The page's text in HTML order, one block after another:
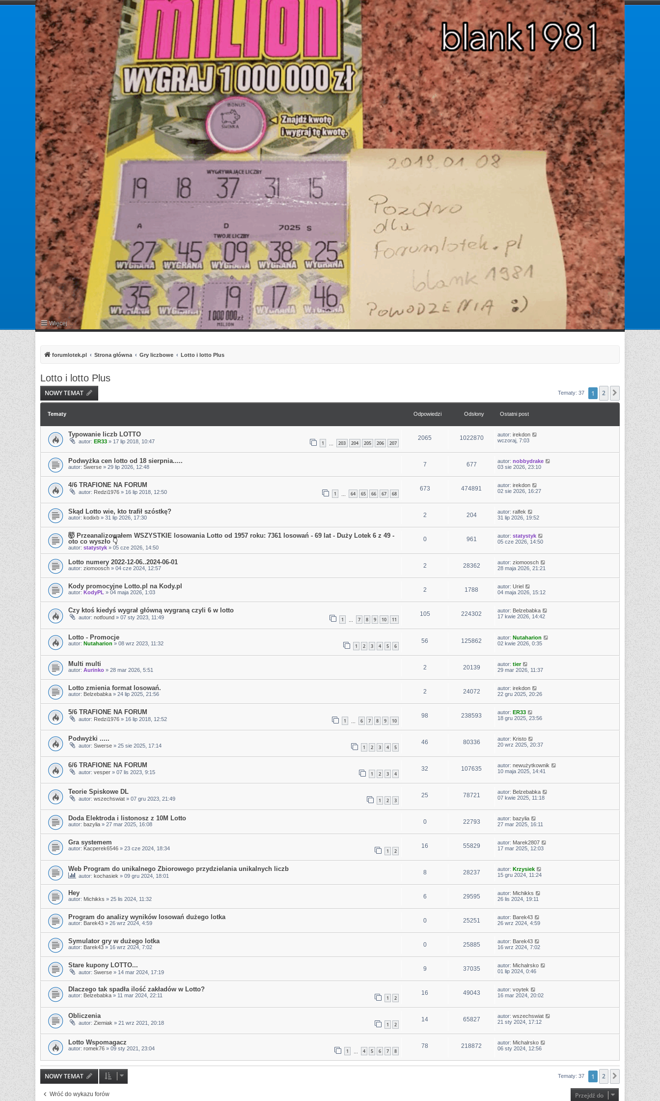
forumlotek.pl
Forum gier liczbowych
Więcej… Zaloguj się
Zarejestruj się
forumlotek.pl Strona główna Gry liczbowe Lotto i lotto Plus
Lotto i lotto Plus
NOWY TEMAT Tematy: 37 1 2 Następna
Tematy Odpowiedzi Odsłony Ostatni post
Typowanie liczb LOTTO
autor: ER33 » 17 lip 2018, 10:47 1 … 203 204 205 206 207
2065 1022870 autor: irekdon
wczoraj, 7:03
Podwyżka cen lotto od 18 sierpnia.....
autor: Swerse » 29 lip 2026, 12:48 7 677 autor: nobbydrake
03 sie 2026, 23:10
4/6 TRAFIONE NA FORUM
autor: Redzi1976 » 16 lip 2018, 12:50 1 … 64 65 66 67 68
673 474891 autor: irekdon
02 sie 2026, 16:27
Skąd Lotto wie, kto trafił szóstkę?
autor: kodixb » 31 lip 2026, 17:30 2 204 autor: ralfek
31 lip 2026, 19:52
🤯 Przeanalizowałem WSZYSTKIE losowania Lotto od 1957 roku: 7361 losowań - 69 lat - Duży Lotek 6 z 49 -
oto co wyszło 👇
autor: statystyk » 05 cze 2026, 14:50
0 961 autor: statystyk
05 cze 2026, 14:50
Lotto numery 2022-12-06..2024-06-01
autor: ziomoosch » 04 cze 2024, 12:57 2 28362 autor: ziomoosch
28 maja 2026, 21:21
Kody promocyjne Lotto.pl na Kody.pl
autor: KodyPL » 04 maja 2026, 1:03 2 1788 autor: Uriel
04 maja 2026, 15:12
Czy ktoś kiedyś wygrał główną wygraną czyli 6 w lotto
autor: notfound » 07 sty 2023, 11:49 1 7 8 9 10 11
105 224302 autor: Belzebabka
17 kwie 2026, 14:42
Lotto - Promocje
autor: Nutaharion » 08 wrz 2023, 11:32 1 2 3 4 5 6
56 125862 autor: Nutaharion
02 kwie 2026, 0:35
Multi multi
autor: Aurinko » 28 mar 2026, 5:51 2 20139 autor: tier
29 mar 2026, 11:37
Lotto zmienia format losowań.
autor: Belzebabka » 24 lip 2025, 21:56 2 24072 autor: irekdon
22 gru 2025, 20:26
5/6 TRAFIONE NA FORUM
autor: Redzi1976 » 16 lip 2018, 12:52 1 6 7 8 9 10
98 238593 autor: ER33
18 gru 2025, 23:56
Podwyżki .....
autor: Swerse » 25 sie 2025, 17:14 1 2 3 4 5
46 80336 autor: Kristo
20 wrz 2025, 20:37
6/6 TRAFIONE NA FORUM
autor: vesper » 07 lis 2023, 9:15 1 2 3 4
32 107635 autor: newużytkownik
10 maja 2025, 14:41
Teorie Spiskowe DL
autor: wszechswiat » 07 gru 2023, 21:49 1 2 3
25 78721 autor: Belzebabka
07 kwie 2025, 11:18
Doda Elektroda i listonosz z 10M Lotto
autor: bazylia » 27 mar 2025, 16:08 0 22793 autor: bazylia
27 mar 2025, 16:11
Gra systemem
autor: Kacperek6546 » 23 cze 2024, 18:34 1 2
16 55829 autor: Marek2807
17 mar 2025, 12:03
Web Program do unikalnego Zbiorowego przydzielania unikalnych liczb
autor: kochasiek » 09 gru 2024, 18:01 8 28237 autor: Krzysiek
15 gru 2024, 11:24
Hey
autor: Michikks » 25 lis 2024, 11:32 6 29595 autor: Michikks
26 lis 2024, 19:11
Program do analizy wyników losowań dużego lotka
autor: Barek43 » 26 wrz 2024, 4:59 0 25251 autor: Barek43
26 wrz 2024, 4:59
Symulator gry w dużego lotka
autor: Barek43 » 16 wrz 2024, 7:02 0 25885 autor: Barek43
16 wrz 2024, 7:02
Stare kupony LOTTO...
autor: Swerse » 14 mar 2024, 17:19 9 37035 autor: Michalrsko
01 lip 2024, 0:46
Dlaczego tak spadła ilość zakładów w Lotto?
autor: Belzebabka » 11 mar 2024, 22:11 1 2
16 49043 autor: voytek
16 mar 2024, 20:02
Obliczenia
autor: Ziemiak » 21 wrz 2021, 20:18 1 2
14 65827 autor: wszechswiat
21 sty 2024, 17:12
Lotto Wspomagacz
autor: romek76 » 09 sty 2021, 23:04 1 … 4 5 6 7 8
78 218872 autor: Michalrsko
06 sty 2024, 12:56
NOWY TEMAT Tematy: 37 1 2 Następna
Wróć do wykazu forów Przejdź do